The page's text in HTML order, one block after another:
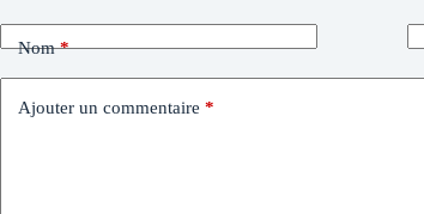
Nom*
Ajouter un commentaire *